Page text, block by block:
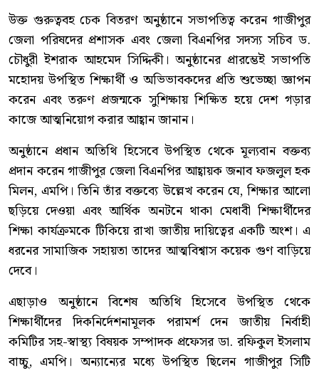
উক্ত গুরুত্ববহ চেক বিতরণ অনুষ্ঠানে সভাপতিত্ব করেন গাজীপুর
জেলা পরিষদের প্রশাসক এবং জেলা বিএনপির সদস্য সচিব ড.
চৌধুরী ইশরাক আহমেদ সিদ্দিকী। অনুষ্ঠানের প্রারম্ভেই সভাপতি
মহোদয় উপস্থিত শিক্ষার্থী ও অভিভাবকদের প্রতি শুভেচ্ছা জ্ঞাপন
করেন এবং তরুণ প্রজন্মকে সুশিক্ষায় শিক্ষিত হয়ে দেশ গড়ার
কাজে আত্মনিয়োগ করার আহ্বান জানান।
অনুষ্ঠানে প্রধান অতিথি হিসেবে উপস্থিত থেকে মূল্যবান বক্তব্য
প্রদান করেন গাজীপুর জেলা বিএনপির আহ্বায়ক জনাব ফজলুল হক
মিলন, এমপি। তিনি তাঁর বক্তব্যে উল্লেখ করেন যে, শিক্ষার আলো
ছড়িয়ে দেওয়া এবং আর্থিক অনটনে থাকা মেধাবী শিক্ষার্থীদের
শিক্ষা কার্যক্রমকে টিকিয়ে রাখা জাতীয় দায়িত্বের একটি অংশ। এ
ধরনের সামাজিক সহায়তা তাদের আত্মবিশ্বাস কয়েক গুণ বাড়িয়ে
দেবে।
এছাড়াও অনুষ্ঠানে বিশেষ অতিথি হিসেবে উপস্থিত থেকে
শিক্ষার্থীদের দিকনির্দেশনামূলক পরামর্শ দেন জাতীয় নির্বাহী
কমিটির সহ-স্বাস্থ্য বিষয়ক সম্পাদক প্রফেসর ডা. রফিকুল ইসলাম
বাচ্চু, এমপি। অন্যান্যের মধ্যে উপস্থিত ছিলেন গাজীপুর সিটি